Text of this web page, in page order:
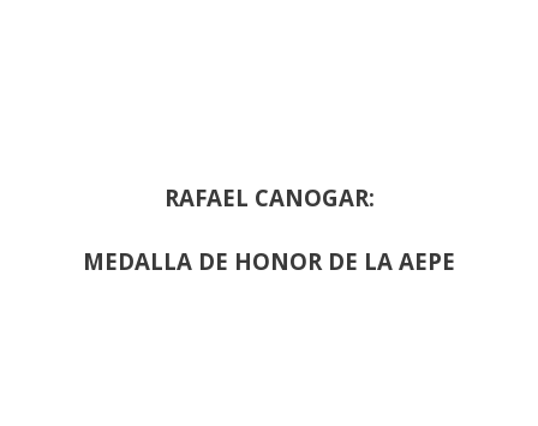
RAFAEL CANOGAR:
MEDALLA DE HONOR DE LA AEPE